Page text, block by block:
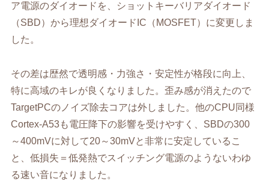
ア電源のダイオードを、ショットキーバリアダイオード
（SBD）から理想ダイオードIC（MOSFET）に変更しま
した。
その差は歴然で透明感・力強さ・安定性が格段に向上、
特に高域のキレが良くなりました。歪み感が消えたので
TargetPCのノイズ除去コアは外しました。他のCPU同様
Cortex-A53も電圧降下の影響を受けやすく、SBDの300
～400mVに対して20～30mVと非常に安定しているこ
と、低損失＝低発熱でスイッチング電源のようないわゆ
る速い音になりました。